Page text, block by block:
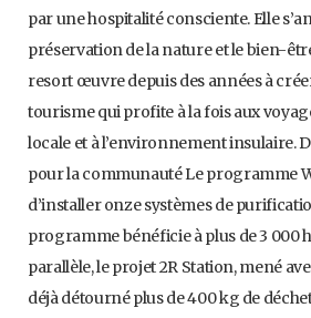
par une hospitalité consciente. Elle
préservation de la nature et le bien-
resort œuvre depuis des années à
tourisme qui profite à la fois aux
locale et à l’environnement insulaire.
pour la communauté Le programme
d’installer onze systèmes de
programme bénéficie à plus de 3 000
parallèle, le projet 2R Station, mené
déjà détourné plus de 400 kg de